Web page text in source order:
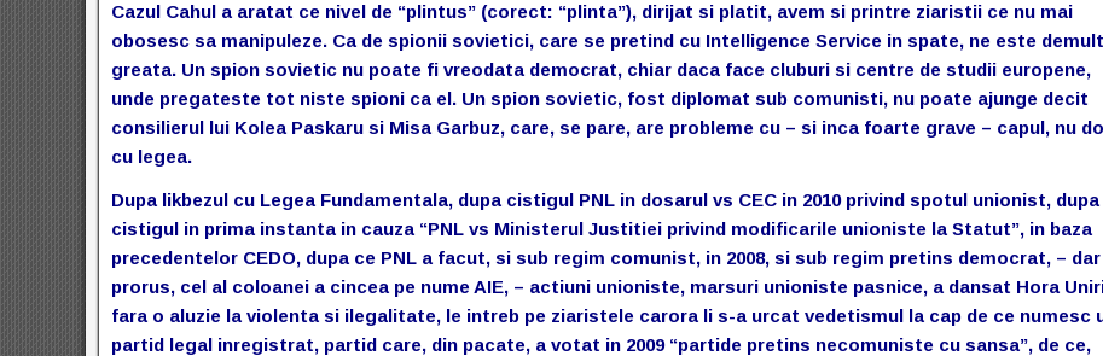
Cazul Cahul a aratat ce nivel de “plintus” (corect: “plinta”), dirijat si platit, avem si printre ziaristii ce nu mai
obosesc sa manipuleze. Ca de spionii sovietici, care se pretind cu Intelligence Service in spate, ne este demult
greata. Un spion sovietic nu poate fi vreodata democrat, chiar daca face cluburi si centre de studii europene,
unde pregateste tot niste spioni ca el. Un spion sovietic, fost diplomat sub comunisti, nu poate ajunge decit
consilierul lui Kolea Paskaru si Misa Garbuz, care, se pare, are probleme cu – si inca foarte grave – capul, nu
cu legea.
Dupa likbezul cu Legea Fundamentala, dupa cistigul PNL in dosarul vs CEC in 2010 privind spotul unionist, dupa
cistigul in prima instanta in cauza “PNL vs Ministerul Justitiei privind modificarile unioniste la Statut”, in baza
precedentelor CEDO, dupa ce PNL a facut, si sub regim comunist, in 2008, si sub regim pretins democrat, – dar
prorus, cel al coloanei a cincea pe nume AIE, – actiuni unioniste, marsuri unioniste pasnice, a dansat Hora
fara o aluzie la violenta si ilegalitate, le intreb pe ziaristele carora li s-a urcat vedetismul la cap de ce numesc
partid legal inregistrat, partid care, din pacate, a votat in 2009 “partide pretins necomuniste cu sansa”, de ce,